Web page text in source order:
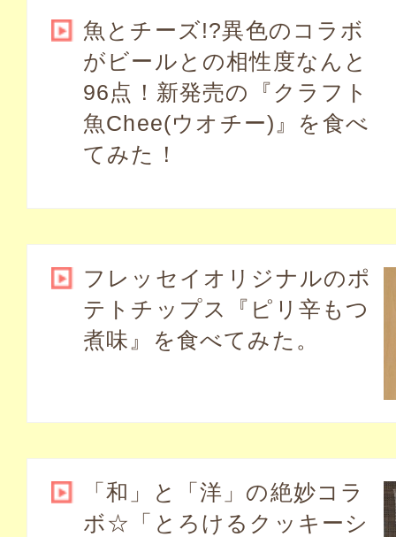
魚とチーズ!?異色のコラボ
がビールとの相性度なんと
96点！新発売の『クラフト
魚Chee(ウオチー)』を食べ
てみた！
フレッセイオリジナルのポ
テトチップス『ピリ辛もつ
煮味』を食べてみた。
「和」と「洋」の絶妙コラ
ボ☆「とろけるクッキーシ